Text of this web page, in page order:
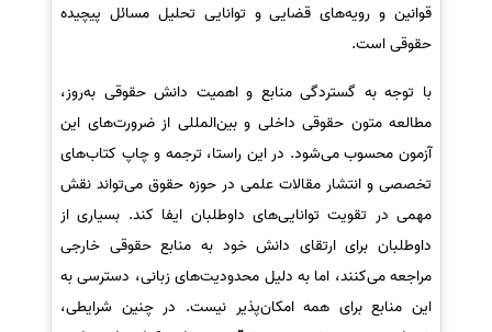
قوانین و رویه‌های قضایی و توانایی تحلیل مسائل پیچیده
حقوقی است.
با توجه به گستردگی منابع و اهمیت دانش حقوقی به‌روز،
مطالعه متون حقوقی داخلی و بین‌المللی از ضرورت‌های این
آزمون محسوب می‌شود. در این راستا، ترجمه و چاپ کتاب‌های
تخصصی و انتشار مقالات علمی در حوزه حقوق می‌تواند نقش
مهمی در تقویت توانایی‌های داوطلبان ایفا کند. بسیاری از
داوطلبان برای ارتقای دانش خود به منابع حقوقی خارجی
مراجعه می‌کنند، اما به دلیل محدودیت‌های زبانی، دسترسی به
این منابع برای همه امکان‌پذیر نیست. در چنین شرایطی،